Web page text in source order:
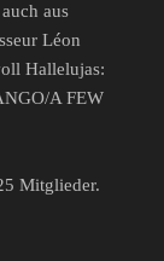
aus
Léon
Hallelujas:
A FEW
Mitglieder.